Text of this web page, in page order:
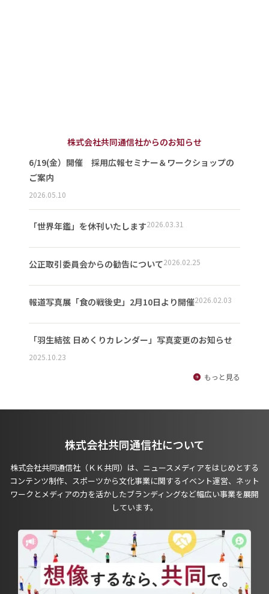
株式会社共同通信社からのお知らせ
6/19(金）開催 採用広報セミナー＆ワークショップの
ご案内
2026.05.10
「世界年鑑」を休刊いたします2026.03.31
公正取引委員会からの勧告について2026.02.25
報道写真展「食の戦後史」2月10日より開催2026.02.03
「羽生結弦 日めくりカレンダー」写真変更のお知らせ
2025.10.23
もっと見る
株式会社共同通信社について
株式会社共同通信社（ＫＫ共同）は、ニュースメディアをはじめとする
コンテンツ制作、スポーツから文化事業に関するイベント運営、ネット
ワークとメディアの力を活かしたブランディングなど幅広い事業を展開
しています。